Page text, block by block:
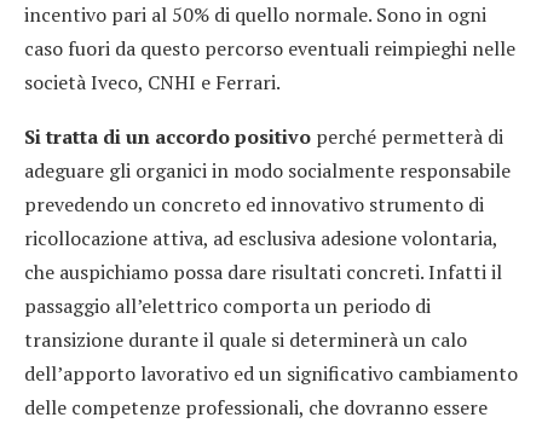
incentivo pari al 50% di quello normale. Sono in ogni
caso fuori da questo percorso eventuali reimpieghi nelle
società Iveco, CNHI e Ferrari.
Si tratta di un accordo positivo perché permetterà di
adeguare gli organici in modo socialmente responsabile
prevedendo un concreto ed innovativo strumento di
ricollocazione attiva, ad esclusiva adesione volontaria,
che auspichiamo possa dare risultati concreti. Infatti il
passaggio all’elettrico comporta un periodo di
transizione durante il quale si determinerà un calo
dell’apporto lavorativo ed un significativo cambiamento
delle competenze professionali, che dovranno essere